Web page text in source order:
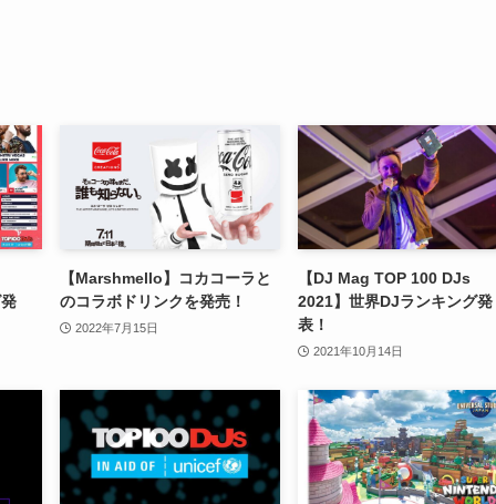
【Marshmello】コカコーラと
のコラボドリンクを発売！
2022年7月15日
【DJ Mag TOP 100 DJs
2021】世界DJランキング発
表！
2021年10月14日